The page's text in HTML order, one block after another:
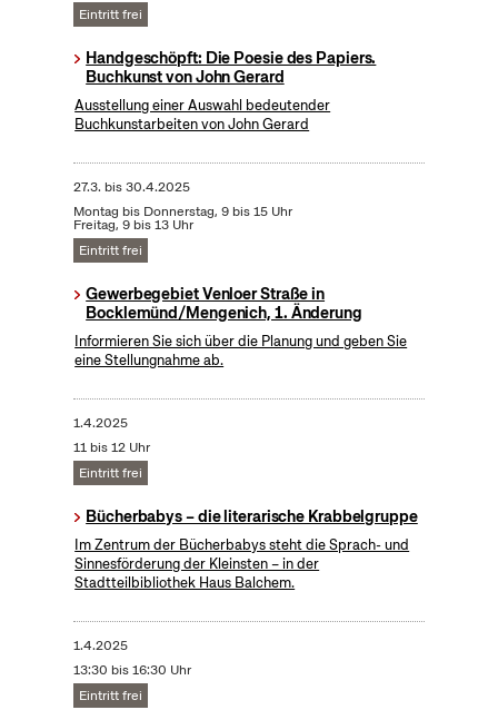
Eintritt frei
Handgeschöpft: Die Poesie des Papiers.
Buchkunst von John Gerard
Ausstellung einer Auswahl bedeutender
Buchkunstarbeiten von John Gerard
27.3. bis30.4.2025
Montag bis Donnerstag, 9 bis 15 Uhr
Freitag, 9 bis 13 Uhr
Eintritt frei
Gewerbegebiet Venloer Straße in
Bocklemünd/Mengenich, 1. Änderung
Informieren Sie sich über die Planung und geben Sie
eine Stellungnahme ab.
1.4.2025
11 bis 12 Uhr
Eintritt frei
Bücherbabys – die literarische Krabbelgruppe
Im Zentrum der Bücherbabys steht die Sprach- und
Sinnesförderung der Kleinsten – in der
Stadtteilbibliothek Haus Balchem.
1.4.2025
13:30 bis 16:30 Uhr
Eintritt frei